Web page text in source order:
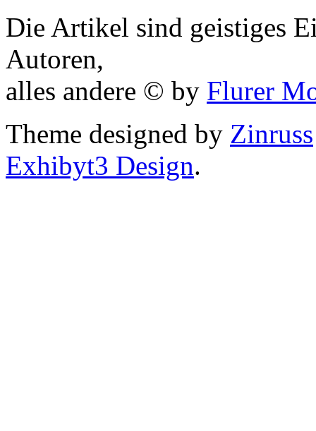
Die Artikel sind geistiges
Autoren,
alles andere © by Flurer
Theme designed by Zinruss
Exhibyt3 Design.